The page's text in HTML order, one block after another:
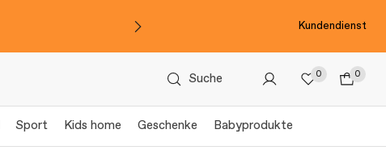
Kundendienst
Suche 0 0
Sport Kids home Geschenke Babyprodukte